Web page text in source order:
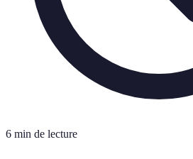
6 min de lecture